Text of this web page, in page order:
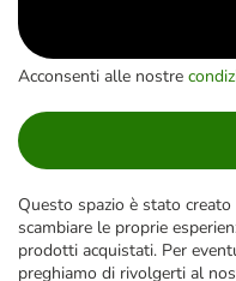
Acconsenti alle nostre
Questo spazio è stato
scambiare le proprie
prodotti acquistati. Per
preghiamo di rivolgerti al